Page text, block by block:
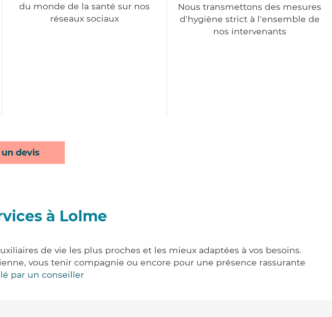
du monde de la santé sur nos
réseaux sociaux
Nous transmettons des mesures
d'hygiène strict à l'ensemble de
nos intervenants
devis
à Lolme
de vie les plus proches et les mieux adaptées à vos besoins.
vous tenir compagnie ou encore pour une présence rassurante
par un conseiller